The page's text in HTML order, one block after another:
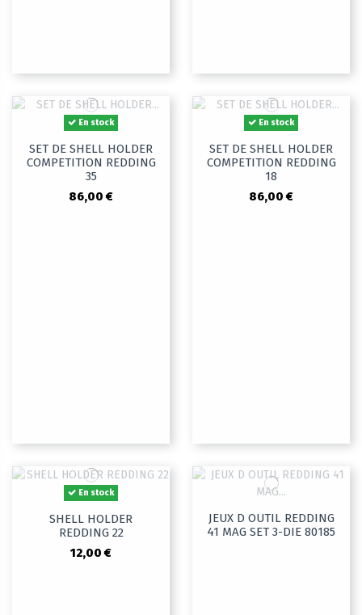
En stock
SET DE SHELL HOLDER
COMPETITION REDDING
35
86,00 €
En stock
SET DE SHELL HOLDER
COMPETITION REDDING
18
86,00 €
En stock
SHELL HOLDER
REDDING 22
12,00 €
JEUX D OUTIL REDDING
41 MAG SET 3-DIE 80185